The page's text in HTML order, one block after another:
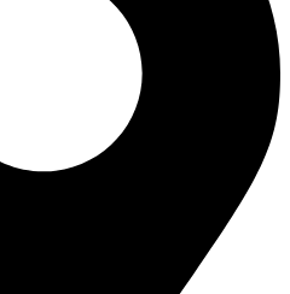
VIDEO TEHNIKA
STANICE
FI LINIJE